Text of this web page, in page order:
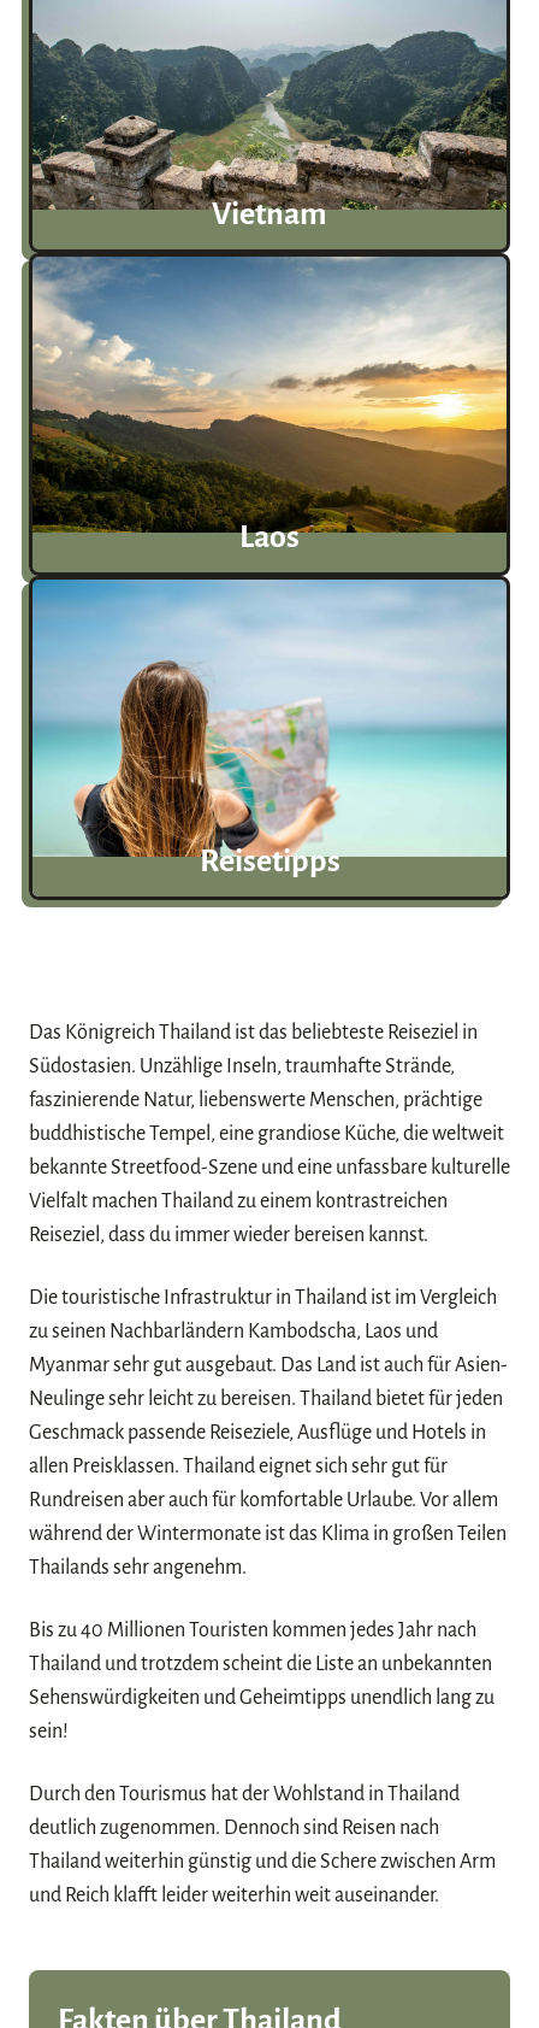
Vietnam
Laos
Reisetipps
Das Königreich Thailand ist das beliebteste Reiseziel in
Südostasien. Unzählige Inseln, traumhafte Strände,
faszinierende Natur, liebenswerte Menschen, prächtige
buddhistische Tempel, eine grandiose Küche, die weltweit
bekannte Streetfood-Szene und eine unfassbare kulturelle
Vielfalt machen Thailand zu einem kontrastreichen
Reiseziel, dass du immer wieder bereisen kannst.
Die touristische Infrastruktur in Thailand ist im Vergleich
zu seinen Nachbarländern Kambodscha, Laos und
Myanmar sehr gut ausgebaut. Das Land ist auch für Asien-
Neulinge sehr leicht zu bereisen. Thailand bietet für jeden
Geschmack passende Reiseziele, Ausflüge und Hotels in
allen Preisklassen. Thailand eignet sich sehr gut für
Rundreisen aber auch für komfortable Urlaube. Vor allem
während der Wintermonate ist das Klima in großen Teilen
Thailands sehr angenehm.
Bis zu 40 Millionen Touristen kommen jedes Jahr nach
Thailand und trotzdem scheint die Liste an unbekannten
Sehenswürdigkeiten und Geheimtipps unendlich lang zu
sein!
Durch den Tourismus hat der Wohlstand in Thailand
deutlich zugenommen. Dennoch sind Reisen nach
Thailand weiterhin günstig und die Schere zwischen Arm
und Reich klafft leider weiterhin weit auseinander.
Fakten über Thailand